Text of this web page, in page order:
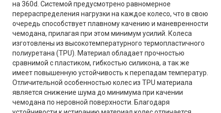
на 360d. Системой предусмотрено равномерное
перераспределения нагрузки на каждое колесо, что в свою
очередь способствует плавному качению и маневренности
чемодана, прилагая при этом минимум усилий. Колеса
изготовлены из высокотемпературного термопластичного
полиуретана (TPU). Материал обладает прочностью
сравнимой с пластиком, гибкостью силикона, а так же
имеет повышенную устойчивость к перепадам температур.
Отличительной особенностью колес из TPU материала
является снижение шума до минимума при качении
чемодана по неровной поверхности. Благодаря